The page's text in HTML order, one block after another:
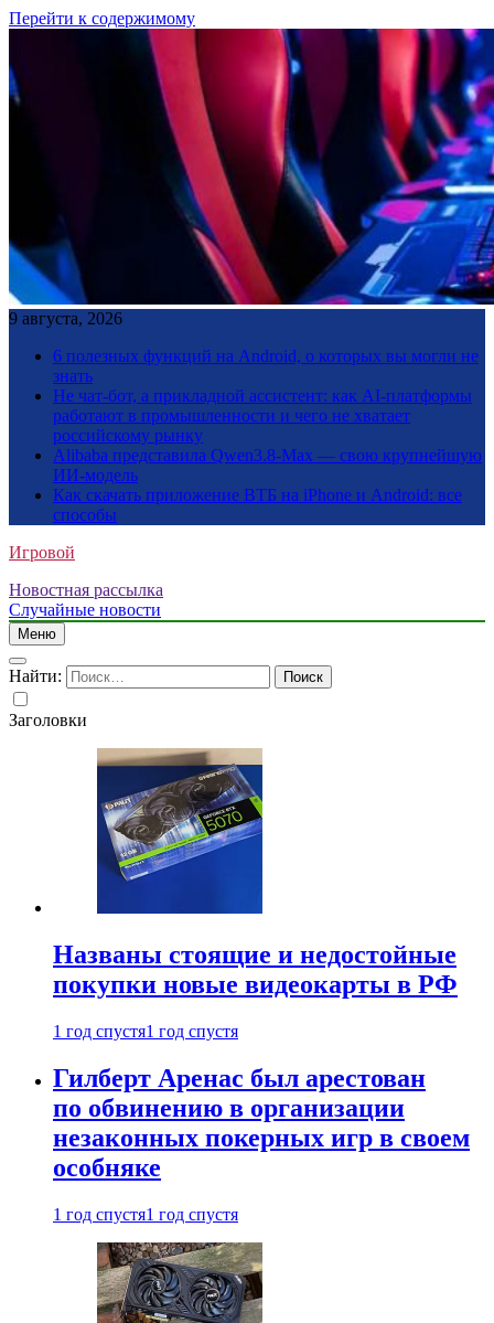
Перейти к содержимому
9 августа, 2026
6 полезных функций на Android, о которых вы могли не
знать
Не чат-бот, а прикладной ассистент: как AI-платформы
работают в промышленности и чего не хватает
российскому рынку
Alibaba представила Qwen3.8-Max — свою крупнейшую
ИИ-модель
Как скачать приложение ВТБ на iPhone и Android: все
способы
Игровой
Новостная рассылка
Случайные новости
Меню
Найти:
Заголовки
Названы стоящие и недостойные
покупки новые видеокарты в РФ
1 год спустя1 год спустя
Гилберт Аренас был арестован
по обвинению в организации
незаконных покерных игр в своем
особняке
1 год спустя1 год спустя